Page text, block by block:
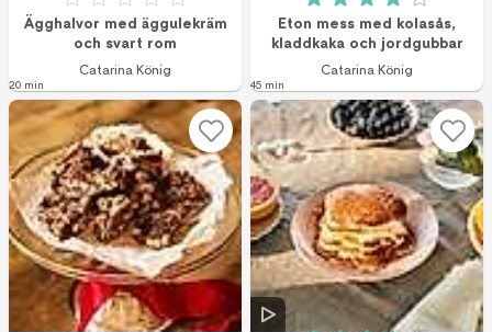
Betyg: 0 av 5
Ägghalvor med äggulekräm
och svart rom
Catarina König
20 min
Betyg: 4 av 5 (15
Eton mess med kolasås,
kladdkaka och jordgubbar
Catarina König
45 min